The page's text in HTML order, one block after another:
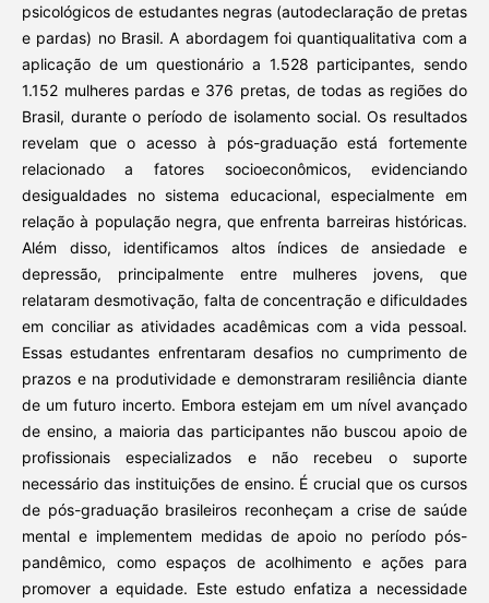
psicológicos de estudantes negras (autodeclaração de pretas
e pardas) no Brasil. A abordagem foi quantiqualitativa com a
aplicação de um questionário a 1.528 participantes, sendo
1.152 mulheres pardas e 376 pretas, de todas as regiões do
Brasil, durante o período de isolamento social. Os resultados
revelam que o acesso à pós-graduação está fortemente
relacionado a fatores socioeconômicos, evidenciando
desigualdades no sistema educacional, especialmente em
relação à população negra, que enfrenta barreiras históricas.
Além disso, identificamos altos índices de ansiedade e
depressão, principalmente entre mulheres jovens, que
relataram desmotivação, falta de concentração e dificuldades
em conciliar as atividades acadêmicas com a vida pessoal.
Essas estudantes enfrentaram desafios no cumprimento de
prazos e na produtividade e demonstraram resiliência diante
de um futuro incerto. Embora estejam em um nível avançado
de ensino, a maioria das participantes não buscou apoio de
profissionais especializados e não recebeu o suporte
necessário das instituições de ensino. É crucial que os cursos
de pós-graduação brasileiros reconheçam a crise de saúde
mental e implementem medidas de apoio no período pós-
pandêmico, como espaços de acolhimento e ações para
promover a equidade. Este estudo enfatiza a necessidade